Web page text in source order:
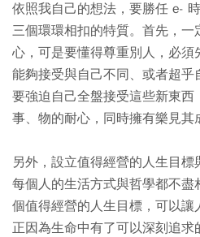
依照我自己的想法，要勝任 e-
三個環環相扣的特質。首先，一
心，可是要懂得尊重別人，必須
能夠接受與自己不同、或者超
要強迫自己全盤接受這些新東西
事、物的耐心，同時擁有樂見其
另外，設立值得經營的人生目
每個人的生活方式與哲學都不
個值得經營的人生目標，可以
正因為生命中有了可以深刻追